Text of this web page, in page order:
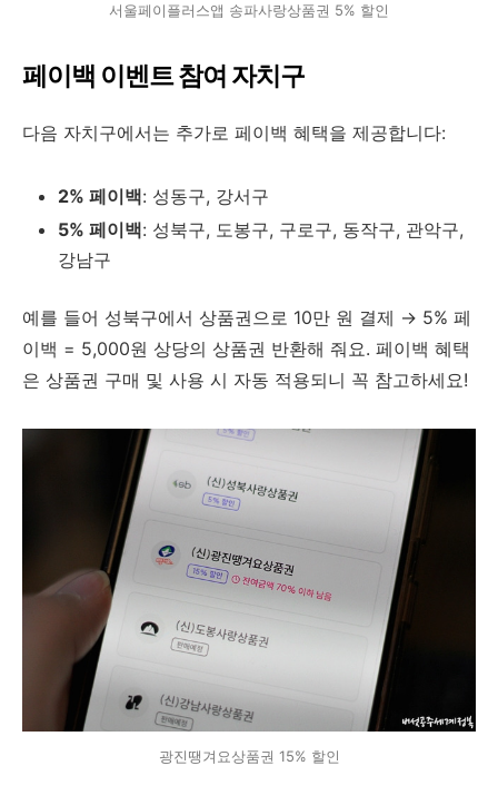
서울페이플러스앱 송파사랑상품권 5% 할인
페이백 이벤트 참여 자치구
다음 자치구에서는 추가로 페이백 혜택을 제공합니다:
2% 페이백: 성동구, 강서구
5% 페이백: 성북구, 도봉구, 구로구, 동작구, 관악구,
강남구
예를 들어 성북구에서 상품권으로 10만 원 결제 → 5% 페
이백 = 5,000원 상당의 상품권 반환해 줘요. 페이백 혜택
은 상품권 구매 및 사용 시 자동 적용되니 꼭 참고하세요!
광진땡겨요상품권 15% 할인